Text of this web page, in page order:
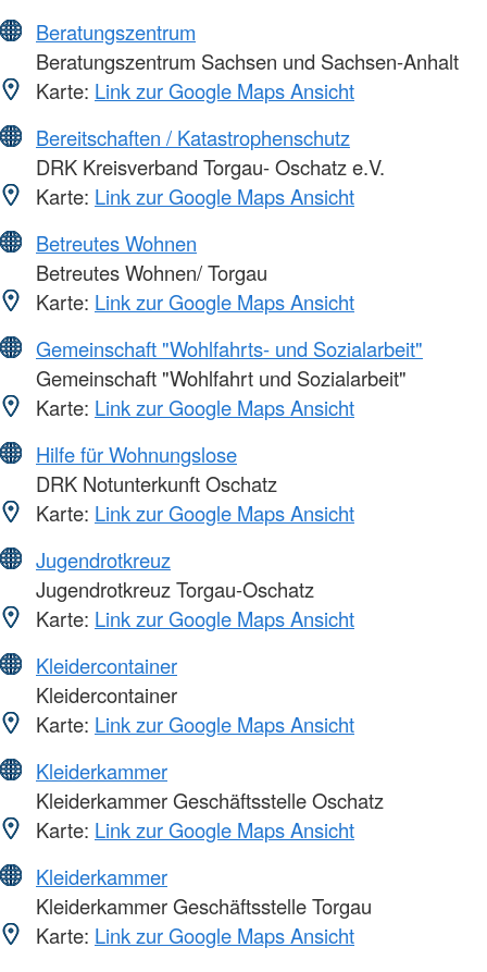
Beratungszentrum
Beratungszentrum Sachsen und Sachsen-Anhalt
Karte: Link zur Google Maps Ansicht
Bereitschaften / Katastrophenschutz
DRK Kreisverband Torgau- Oschatz e.V.
Karte: Link zur Google Maps Ansicht
Betreutes Wohnen
Betreutes Wohnen/ Torgau
Karte: Link zur Google Maps Ansicht
Gemeinschaft "Wohlfahrts- und Sozialarbeit"
Gemeinschaft "Wohlfahrt und Sozialarbeit"
Karte: Link zur Google Maps Ansicht
Hilfe für Wohnungslose
DRK Notunterkunft Oschatz
Karte: Link zur Google Maps Ansicht
Jugendrotkreuz
Jugendrotkreuz Torgau-Oschatz
Karte: Link zur Google Maps Ansicht
Kleidercontainer
Kleidercontainer
Karte: Link zur Google Maps Ansicht
Kleiderkammer
Kleiderkammer Geschäftsstelle Oschatz
Karte: Link zur Google Maps Ansicht
Kleiderkammer
Kleiderkammer Geschäftsstelle Torgau
Karte: Link zur Google Maps Ansicht